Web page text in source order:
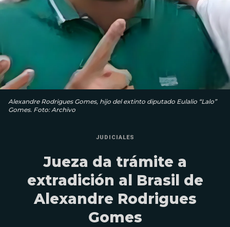
Alexandre Rodrigues Gomes, hijo del extinto diputado Eulalio “Lalo”
Gomes. Foto: Archivo
JUDICIALES
Jueza da trámite a
extradición al Brasil de
Alexandre Rodrigues
Gomes